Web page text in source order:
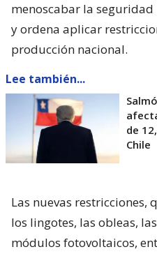
menoscabar la
y ordena aplicar
producción nacional.
Lee también...
de
Chile
Las nuevas
los lingotes, las obleas,
módulos fotovoltaicos,